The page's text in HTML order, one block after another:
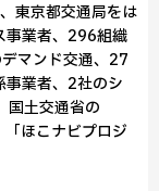
東京都交通局をは
事業者、296組織
マンド交通、27
事業者、2社のシ
国土交通省の
「ほこナビプロジ